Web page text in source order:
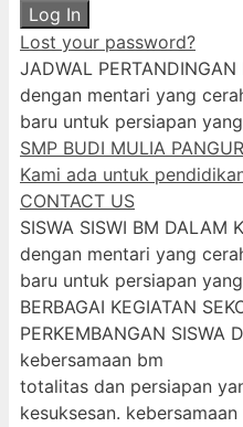
Log In
Lost your password?
JADWAL
dengan mentari yang
baru untuk persiapan
SMP BUDI MULIA
Kami ada untuk
CONTACT US
SISWA SISWI BM DALAM
dengan mentari yang
baru untuk persiapan
BERBAGAI KEGIATAN
PERKEMBANGAN SISWA
kebersamaan bm
totalitas dan persiapan
kesuksesan.